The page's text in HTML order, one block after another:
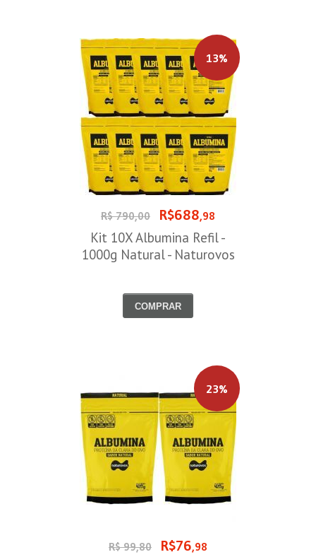
13%
R$ 790,00 R$688,98
Kit 10X Albumina Refil -
1000g Natural - Naturovos
COMPRAR
23%
R$ 99,80 R$76,98